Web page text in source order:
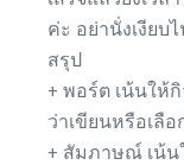
ค่ะ อย่านั่งเงียบ
สรุป
+ พอร์ต เน้นให้
ว่าเขียนหรือเลือ
+ สัมภาษณ์ เน้น